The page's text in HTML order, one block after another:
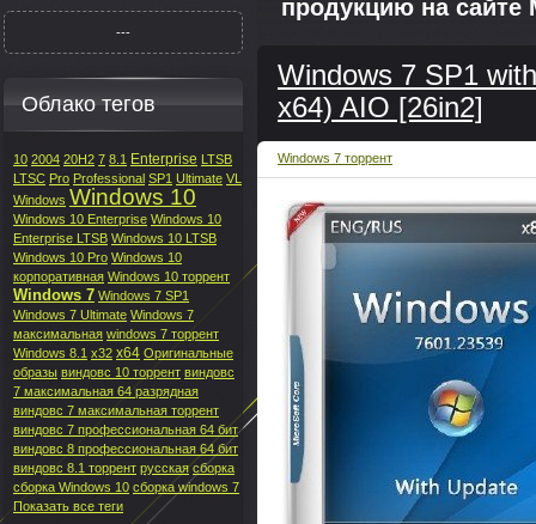
продукцию на сайте
Windows 7 SP1
x64) AIO [26in2]
Windows 7 торрент
---
Облако тегов
10 2004 20H2 7 8.1 Enterprise LTSB
LTSC Pro Professional SP1 Ultimate VL
Windows Windows 10
Windows 10 Enterprise Windows 10
Enterprise LTSB Windows 10 LTSB
Windows 10 Pro Windows 10
корпоративная Windows 10 торрент
Windows 7 Windows 7 SP1
Windows 7 Ultimate Windows 7
максимальная windows 7 торрент
Windows 8.1 x32 x64 Оригинальные
образы виндовс 10 торрент виндовс
7 максимальная 64 разрядная
виндовс 7 максимальная торрент
виндовс 7 профессиональная 64 бит
виндовс 8 профессиональная 64 бит
виндовс 8.1 торрент русская сборка
сборка Windows 10 сборка windows 7
Показать все теги